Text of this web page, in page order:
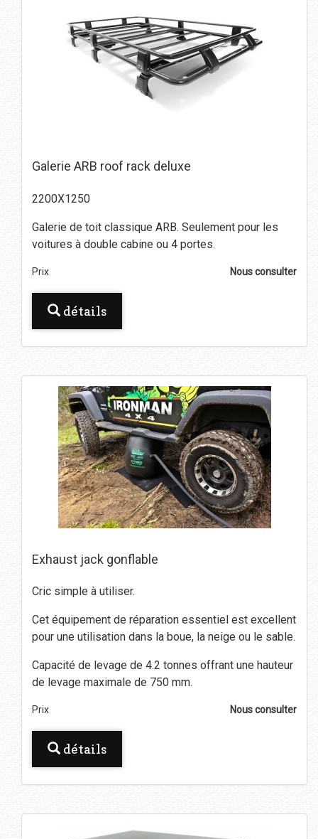
Galerie ARB roof rack deluxe
2200X1250
Galerie de toit classique ARB. Seulement pour les
voitures à double cabine ou 4 portes.
Prix Nous consulter
détails
Exhaust jack gonflable
Cric simple à utiliser.
Cet équipement de réparation essentiel est excellent
pour une utilisation dans la boue, la neige ou le sable.
Capacité de levage de 4.2 tonnes offrant une hauteur
de levage maximale de 750 mm.
Prix Nous consulter
détails